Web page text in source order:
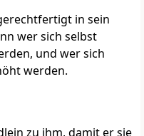
in sein
wer sich selbst
und wer sich
werden.
zu ihm, damit er sie